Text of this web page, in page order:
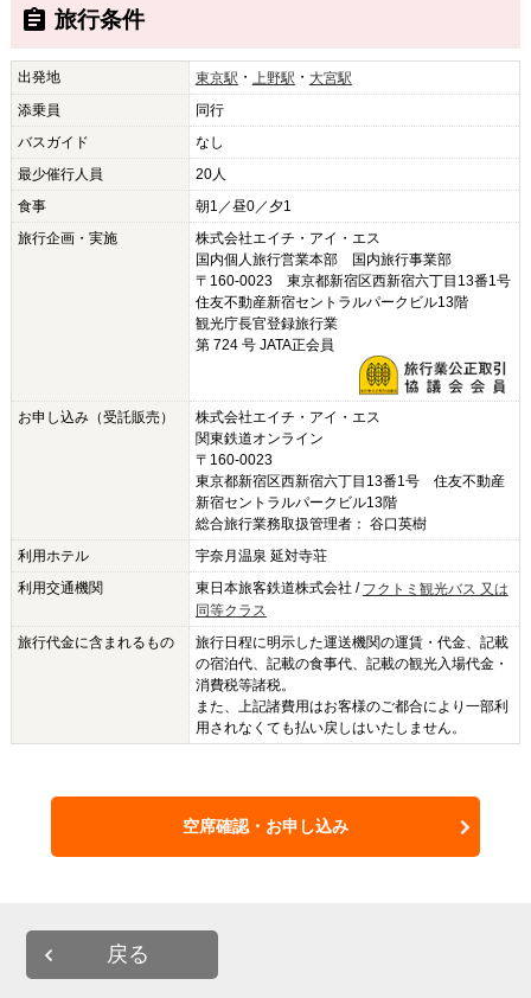
旅行条件
出発地 東京駅 ・ 上野駅 ・ 大宮駅
添乗員
同行
バスガイド
なし
最少催行人員
20人
食事
朝1／昼0／夕1
旅行企画・実施
株式会社エイチ・アイ・エス
国内個人旅行営業本部 国内旅行事業部
〒160-0023 東京都新宿区西新宿六丁目13番1号
住友不動産新宿セントラルパークビル13階
観光庁長官登録旅行業
第 724 号 JATA正会員
お申し込み（受託販売）
株式会社エイチ・アイ・エス
関東鉄道オンライン
〒160-0023
東京都新宿区西新宿六丁目13番1号 住友不動産
新宿セントラルパークビル13階
総合旅行業務取扱管理者： 谷口英樹
利用ホテル
宇奈月温泉 延対寺荘
利用交通機関
東日本旅客鉄道株式会社 / フクトミ観光バス 又は
同等クラス
旅行代金に含まれるもの
旅行日程に明示した運送機関の運賃・代金、記載
の宿泊代、記載の食事代、記載の観光入場代金・
消費税等諸税。
また、上記諸費用はお客様のご都合により一部利
用されなくても払い戻しはいたしません。
空席確認・お申し込み
戻る